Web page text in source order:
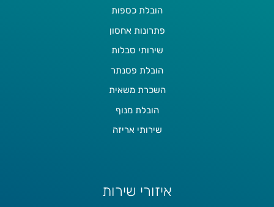
הובלת כספות
פתרונות אחסון
שירותי סבלות
הובלת פסנתר
השכרת משאית
הובלת מנוף
שירותי אריזה
איזורי שירות